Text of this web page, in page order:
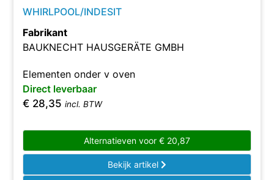
WHIRLPOOL/INDESIT
Fabrikant
BAUKNECHT HAUSGERÄTE GMBH
Elementen onder v oven
Direct leverbaar
€ 28,35 incl. BTW
Alternatieven voor € 20,87
Bekijk artikel